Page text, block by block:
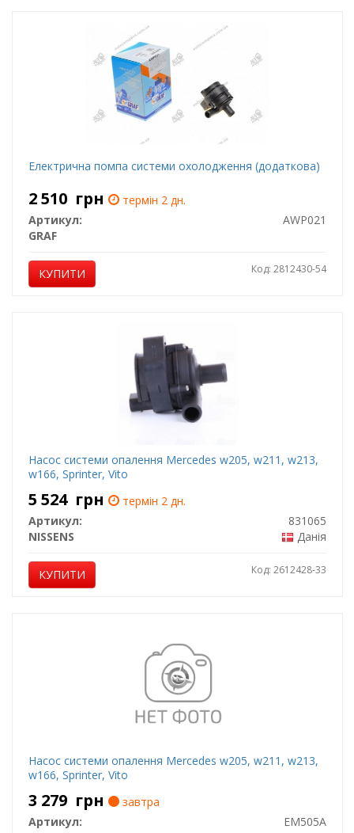
Електрична помпа системи охолодження (додаткова)
2 510 грн
термін 2 дн.
Артикул:
AWP021
GRAF
КУПИТИ Код: 2812430-54
Насос системи опалення Mercedes w205, w211, w213,
w166, Sprinter, Vito
5 524 грн
термін 2 дн.
Артикул:
831065
NISSENS
Данія
КУПИТИ Код: 2612428-33
Насос системи опалення Mercedes w205, w211, w213,
w166, Sprinter, Vito
3 279 грн
завтра
Артикул:
EM505A